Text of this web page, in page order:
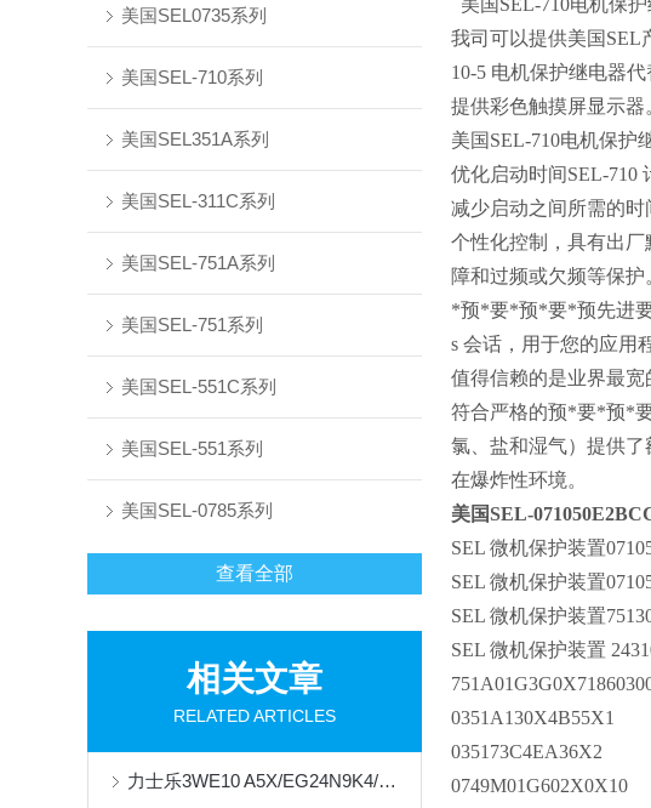
美国SEL0735系列
美国SEL-710系列
美国SEL351A系列
美国SEL-311C系列
美国SEL-751A系列
美国SEL-751系列
美国SEL-551C系列
美国SEL-551系列
美国SEL-0785系列
查看全部
相关文章
RELATED ARTICLES
力士乐3WE10 A5X/EG24N9K4/M电磁阀的技术参数
美国SEL-710电机保
我司可以提供美国SEL
10-5 电机保护继电器
提供彩色触摸屏显示器
美国SEL-710电机保护
优化启动时间SEL-710
减少启动之间所需的
个性化控制，具有出
障和过频或欠频等保
*预*要*预*要*预先进要
s 会话，用于您的应用
值得信赖的是业界最宽
符合严格的预*要*预*
氯、盐和湿气）提供
在爆炸性环境。
美国SEL-
SEL 微机保护装置
SEL 微机保护装置
SEL 微机保护装置
SEL 微机保护装置
0351A130X4B55X1
035173C4EA36X2
0749M01G602X0X10